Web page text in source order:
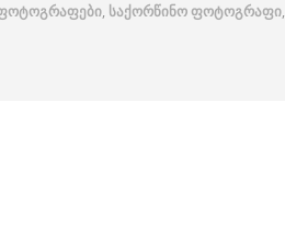
, საქორწინო ფოტოგრაფი,